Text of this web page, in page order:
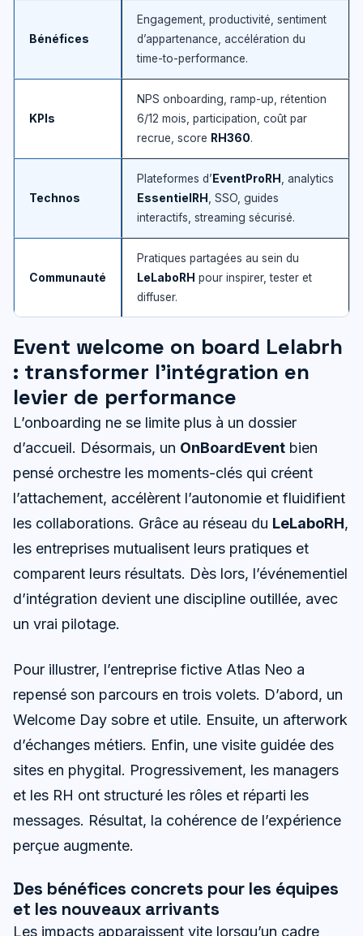
Bénéfices
Engagement, productivité, sentiment
d’appartenance, accélération du
time-to-performance.
KPIs
NPS onboarding, ramp-up, rétention
6/12 mois, participation, coût par
recrue, score RH360.
Technos
Plateformes d’ EventProRH
, analytics
EssentielRH
, SSO, guides
interactifs, streaming sécurisé.
Communauté
Pratiques partagées au sein du
LeLaboRH pour inspirer, tester et
diffuser.
Event welcome on board Lelabrh
: transformer l’intégration en
levier de performance
L’onboarding ne se limite plus à un dossier
d’accueil. Désormais, un OnBoardEvent bien
pensé orchestre les moments-clés qui créent
l’attachement, accélèrent l’autonomie et fluidifient
les collaborations. Grâce au réseau du LeLaboRH,
les entreprises mutualisent leurs pratiques et
comparent leurs résultats. Dès lors, l’événementiel
d’intégration devient une discipline outillée, avec
un vrai pilotage.
Pour illustrer, l’entreprise fictive Atlas Neo a
repensé son parcours en trois volets. D’abord, un
Welcome Day sobre et utile. Ensuite, un afterwork
d’échanges métiers. Enfin, une visite guidée des
sites en phygital. Progressivement, les managers
et les RH ont structuré les rôles et réparti les
messages. Résultat, la cohérence de l’expérience
perçue augmente.
Des bénéfices concrets pour les équipes
et les nouveaux arrivants
Les impacts apparaissent vite lorsqu’un cadre